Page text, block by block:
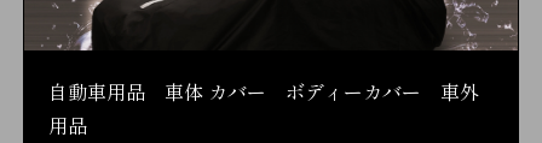
自動車用品 車体 カバー ボディーカバー 車外
用品